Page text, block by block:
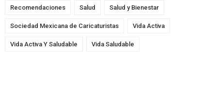
Recomendaciones Salud Salud y Bienestar
Sociedad Mexicana de Caricaturistas Vida Activa
Vida Activa Y Saludable Vida Saludable